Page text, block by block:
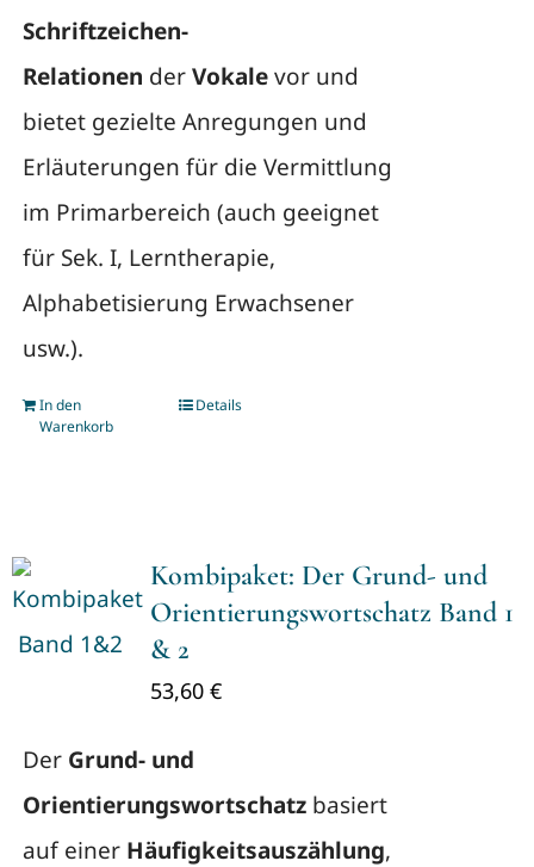
Schriftzeichen-
Relationen derVokalevor und
bietet gezielte Anregungen und
Erläuterungen für die Vermittlung
im Primarbereich (auch geeignet
für Sek. I, Lerntherapie,
Alphabetisierung Erwachsener
usw.).
In den
Warenkorb
Details
Kombipaket: Der Grund- und
Orientierungswortschatz Band 1
& 2
53,60 €
Der Grund- und
Orientierungswortschatzbasiert
auf einer Häufigkeitsauszählung,